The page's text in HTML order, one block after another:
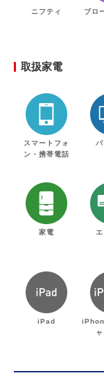
ニフティ ブロ
取扱家電
スマートフォ
ン・携帯電話
家電
iPad
ャ